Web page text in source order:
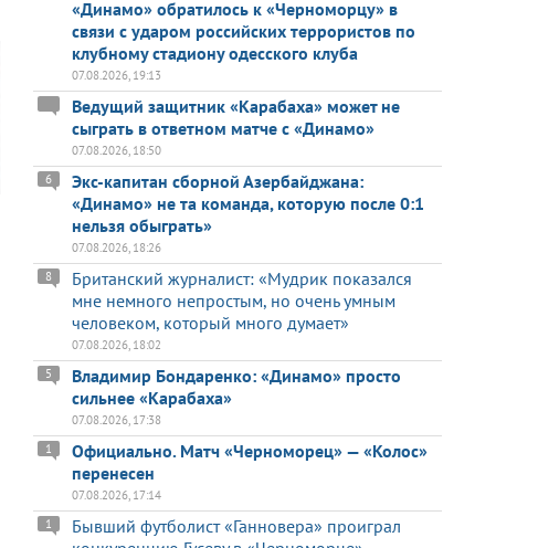
«Динамо» обратилось к «Черноморцу» в
связи с ударом российских террористов по
клубному стадиону одесского клуба
07.08.2026, 19:13
Ведущий защитник «Карабаха» может не
сыграть в ответном матче с «Динамо»
07.08.2026, 18:50
Экс-капитан сборной Азербайджана:
«Динамо» не та команда, которую после 0:1
нельзя обыграть»
6
07.08.2026, 18:26
Британский журналист: «Мудрик показался
мне немного непростым, но очень умным
человеком, который много думает»
8
07.08.2026, 18:02
Владимир Бондаренко: «Динамо» просто
сильнее «Карабаха»
5
07.08.2026, 17:38
Официально. Матч «Черноморец» — «Колос»
перенесен
1
07.08.2026, 17:14
Бывший футболист «Ганновера» проиграл
1